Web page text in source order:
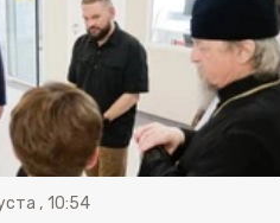
, 10:54